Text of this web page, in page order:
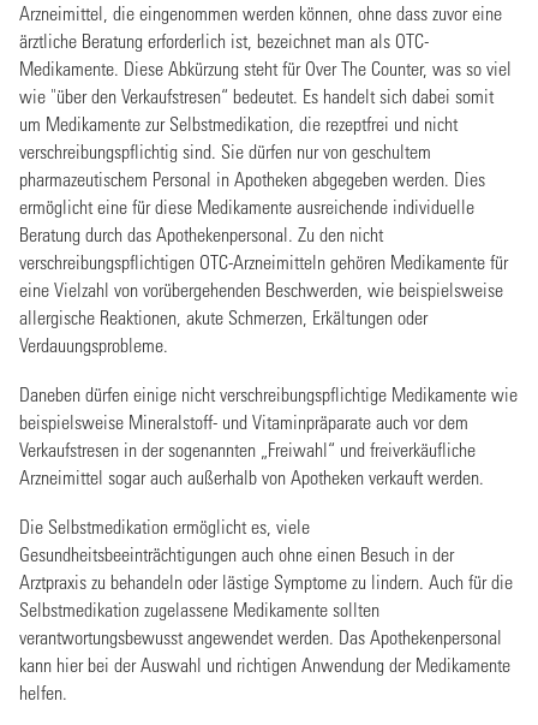
Arzneimittel, die eingenommen werden können, ohne dass zuvor eine
ärztliche Beratung erforderlich ist, bezeichnet man als OTC-
Medikamente. Diese Abkürzung steht für Over The Counter, was so viel
wie "über den Verkaufstresen“ bedeutet. Es handelt sich dabei somit
um Medikamente zur Selbstmedikation, die rezeptfrei und nicht
verschreibungspflichtig sind. Sie dürfen nur von geschultem
pharmazeutischem Personal in Apotheken abgegeben werden. Dies
ermöglicht eine für diese Medikamente ausreichende individuelle
Beratung durch das Apothekenpersonal. Zu den nicht
verschreibungspflichtigen OTC-Arzneimitteln gehören Medikamente für
eine Vielzahl von vorübergehenden Beschwerden, wie beispielsweise
allergische Reaktionen, akute Schmerzen, Erkältungen oder
Verdauungsprobleme.
Daneben dürfen einige nicht verschreibungspflichtige Medikamente wie
beispielsweise Mineralstoff- und Vitaminpräparate auch vor dem
Verkaufstresen in der sogenannten „Freiwahl“ und freiverkäufliche
Arzneimittel sogar auch außerhalb von Apotheken verkauft werden.
Die Selbstmedikation ermöglicht es, viele
Gesundheitsbeeinträchtigungen auch ohne einen Besuch in der
Arztpraxis zu behandeln oder lästige Symptome zu lindern. Auch für die
Selbstmedikation zugelassene Medikamente sollten
verantwortungsbewusst angewendet werden. Das Apothekenpersonal
kann hier bei der Auswahl und richtigen Anwendung der Medikamente
helfen.